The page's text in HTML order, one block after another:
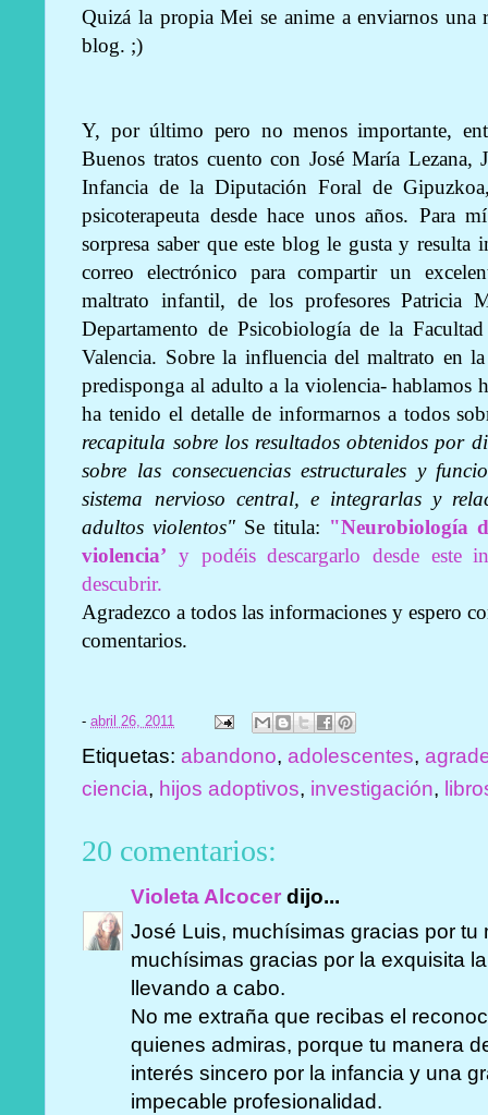
Quizá la propia Mei se anime a enviarnos una
blog. ;)
Y, por último pero no menos importante,
Buenos tratos cuento con José María Lezana,
Infancia de la Diputación Foral de
psicoterapeuta desde hace unos años. Para
sorpresa saber que este blog le gusta y resulta
correo electrónico para compartir un
maltrato infantil, de los profesores Patricia
Departamento de Psicobiología de la
Valencia. Sobre la influencia del maltrato en
predisponga al adulto a la violencia- hablamos
ha tenido el detalle de informarnos a todos
recapitula sobre los resultados obtenidos por
sobre las consecuencias estructurales y
sistema nervioso central, e integrarlas y
adultos violentos" Se titula: "Neurobiología
violencia’ y podéis descargarlo desde este
descubrir.
Agradezco a todos las informaciones y espero
comentarios.
-abril 26, 2011
Etiquetas:abandono,adolescentes,
ciencia, hijos adoptivos, investigación,
20 comentarios:
Violeta Alcocer dijo...
José Luis, muchísimas gracias por tu
muchísimas gracias por la exquisita
llevando a cabo.
No me extraña que recibas el
quienes admiras, porque tu manera
interés sincero por la infancia y una
impecable profesionalidad.